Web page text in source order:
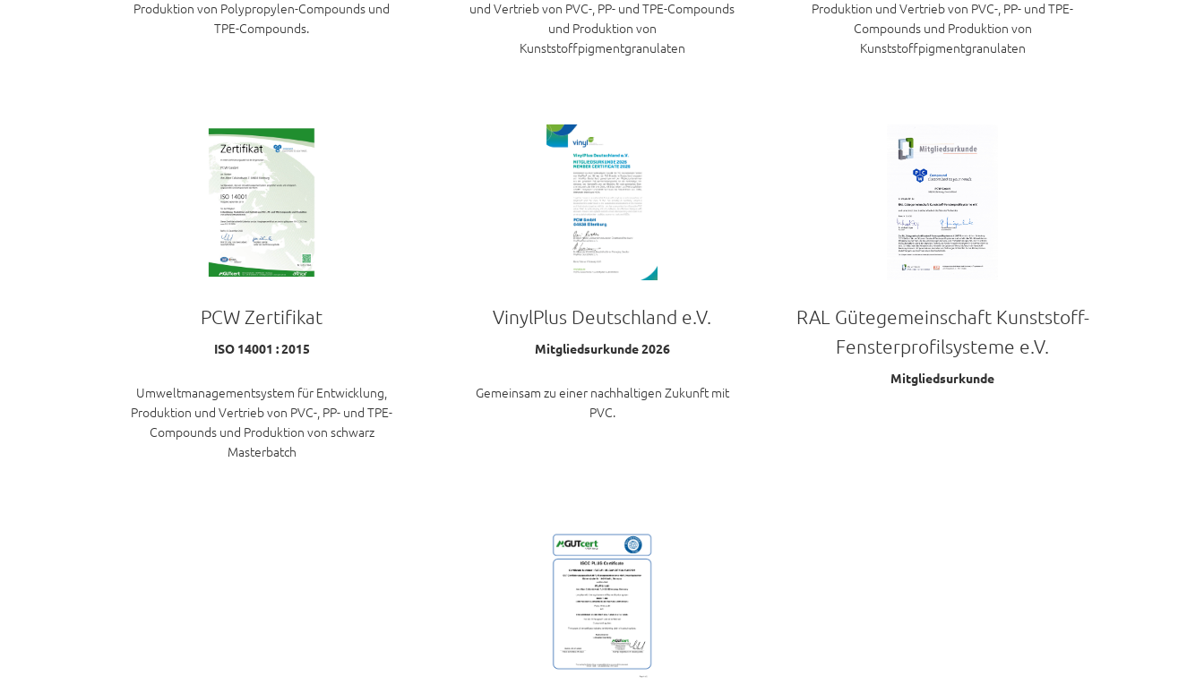
Produktion von Polypropylen-Compounds und
TPE-Compounds.
und Vertrieb von PVC-, PP- und TPE-Compounds
und Produktion von
Kunststoffpigmentgranulaten
Produktion und Vertrieb von PVC-, PP- und TPE-
Compounds und Produktion von
Kunststoffpigmentgranulaten
PCW Zertifikat
ISO 14001 : 2015
Umweltmanagementsystem für Entwicklung,
Produktion und Vertrieb von PVC-, PP- und TPE-
Compounds und Produktion von schwarz
Masterbatch
VinylPlus Deutschland e.V.
Mitgliedsurkunde 2026
Gemeinsam zu einer nachhaltigen Zukunft mit
PVC.
RAL Gütegemeinschaft Kunststoff-
Fensterprofilsysteme e.V.
Mitgliedsurkunde